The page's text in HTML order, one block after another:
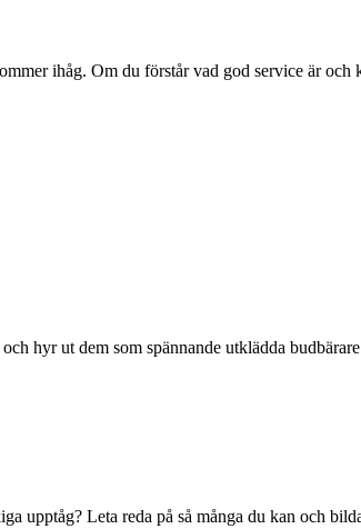
ihåg. Om du förstår vad god service är och
hyr ut dem som spännande utklädda
upptåg? Leta reda på så många du kan och